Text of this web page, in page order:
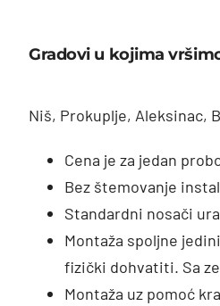
Gradovi u kojima
Niš, Prokuplje, Aleksinac,
Cena je za jedan
Bez štemovanje
Standardni nosači
Montaža spoljne
fizički dohvatiti. Sa
Montaža uz pomoć